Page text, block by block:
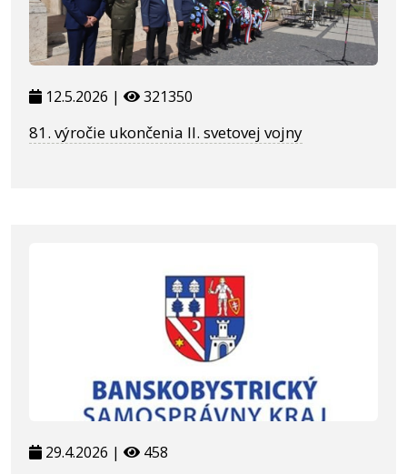
12.5.2026 | 321350
81. výročie ukončenia II. svetovej vojny
29.4.2026 | 458